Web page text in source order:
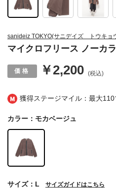
獲得ステージマイル：最大
sanideiz TOKYO(サニデイズ トウキョ
マイクロフリース ノーカ
￥2,200 (税込)
カラー：モカベージュ
サイズ：L サイズガイドはこちら